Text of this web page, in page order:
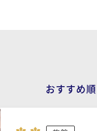
おすすめ順